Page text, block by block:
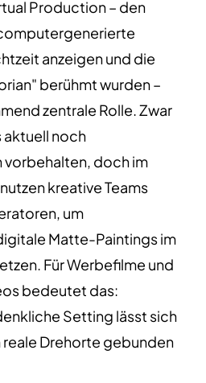
Production – den
anzeigen und die
berühmt wurden –
zentrale Rolle. Zwar
aktuell noch
doch im
kreative Teams
um
Matte-Paintings im
Für Werbefilme und
bedeutet das:
Setting lässt sich
reale Drehorte gebunden